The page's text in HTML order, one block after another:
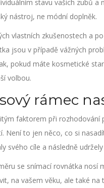
stavu vašich zubů
nástroj, ne módní doplněk.
vlastních zkušenostech a
jsou v případě vážných
pokud máte kosmetické
volbou.
rámec
faktorem při rozhodování
Není to jen něco, co si
svého cíle a následně
se snímací rovnátka nosí
na vašem věku, ale také